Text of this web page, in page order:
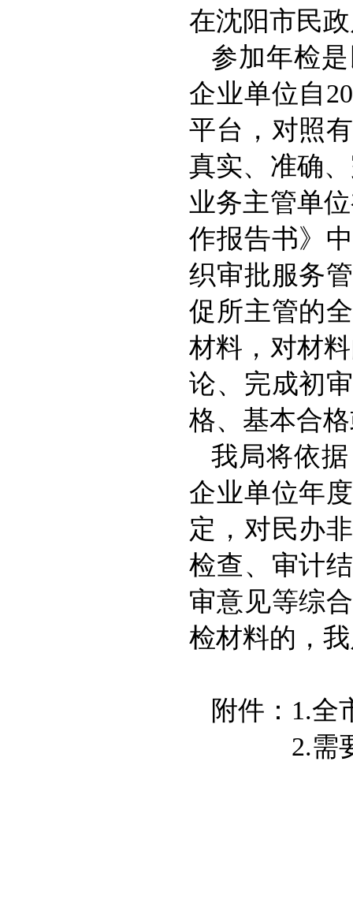
在沈阳市民
参加年检
企业单位自
平台，对照
真实、准确
业务主管单
作报告书》
织审批服务
促所主管的
材料，对材
论、完成初
格、基本合
我局将依
企业单位年
定，对民办
检查、审计
审意见等综
检材料的，
附件：1.全
2.需要